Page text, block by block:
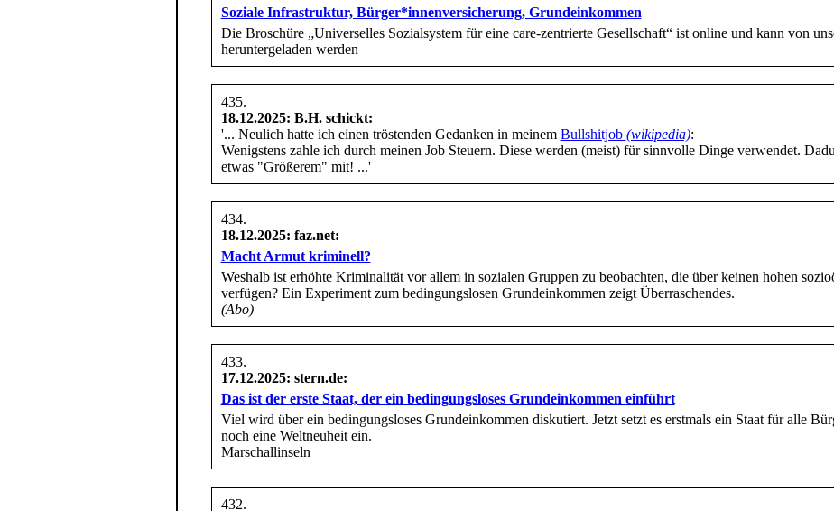
Soziale Infrastruktur, Bürger*innenversicherung, Grundeinkommen
Die Broschüre „Universelles Sozialsystem für eine care-zentrierte Gesellschaft“ ist online und kann von
heruntergeladen werden
18.12.2025: B.H. schickt:
'... Neulich hatte ich einen tröstenden Gedanken in meinem Bullshitjob (wikipedia):
Wenigstens zahle ich durch meinen Job Steuern. Diese werden (meist) für sinnvolle Dinge verwendet.
etwas "Größerem" mit! ...'
18.12.2025: faz.net:
Macht Armut kriminell?
Weshalb ist erhöhte Kriminalität vor allem in sozialen Gruppen zu beobachten, die über keinen hohen
verfügen? Ein Experiment zum bedingungslosen Grundeinkommen zeigt Überraschendes.
(Abo)
17.12.2025: stern.de:
Das ist der erste Staat, der ein bedingungsloses Grundeinkommen einführt
Viel wird über ein bedingungsloses Grundeinkommen diskutiert. Jetzt setzt es erstmals ein Staat für alle
noch eine Weltneuheit ein.
Marschallinseln